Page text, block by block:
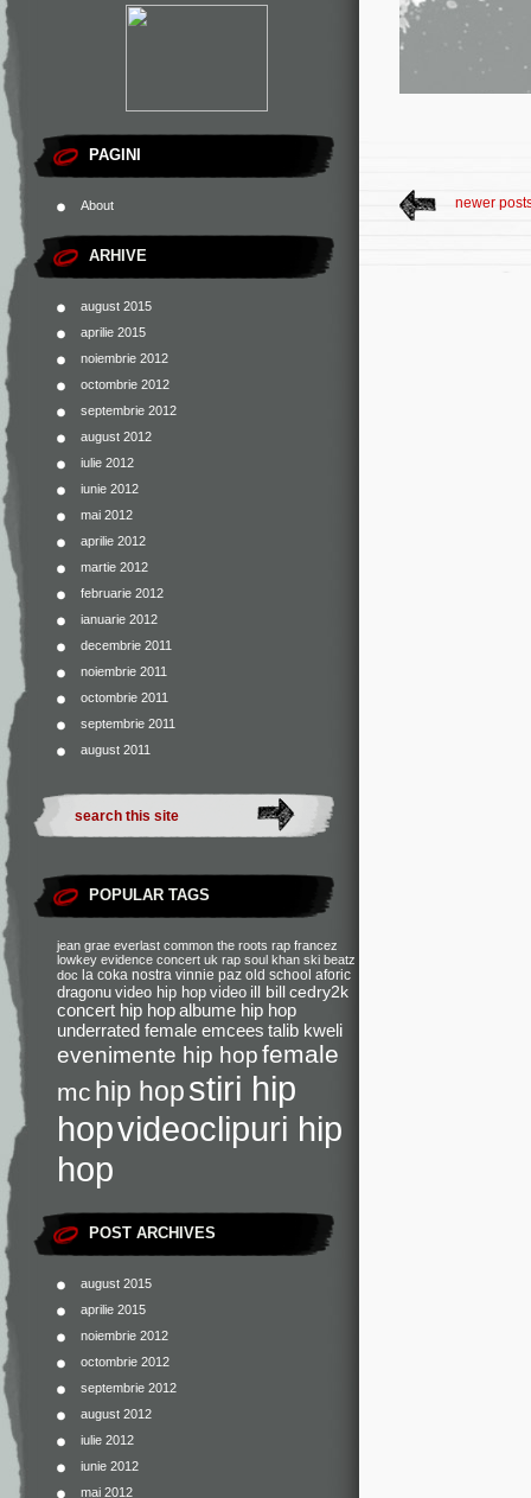
PAGINI
About
ARHIVE
august 2015
aprilie 2015
noiembrie 2012
octombrie 2012
septembrie 2012
august 2012
iulie 2012
iunie 2012
mai 2012
aprilie 2012
martie 2012
februarie 2012
ianuarie 2012
decembrie 2011
noiembrie 2011
octombrie 2011
septembrie 2011
august 2011
POPULAR TAGS
jean grae everlast common the roots rap francez
lowkey evidence concert uk rap soul khan ski beatz
doc la coka nostra vinnie paz old school aforic
dragonu video hip hop video ill bill cedry2k
concert hip hopalbume hip hop
underrated female emcees talib kweli
evenimente hip hopfemale
mc hip hopstiri hip
hopvideoclipuri hip
hop
POST ARCHIVES
august 2015
aprilie 2015
noiembrie 2012
octombrie 2012
septembrie 2012
august 2012
iulie 2012
iunie 2012
mai 2012
newer